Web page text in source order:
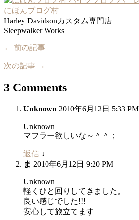
にほんブログ村
Harley-Davidsonカスタム専門店
Sleepwalker Works
← 前の記事
次の記事 →
3 Comments
Unknown 2010年6月12日 5:33 PM
Unknown
マフラー欲しいな～＾＾；
返信 ↓
ま 2010年6月12日 9:20 PM
Unknown
軽くひと回りしてきました。
良い感じでした!!!
安心して旅立てます